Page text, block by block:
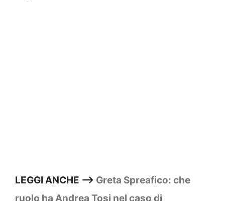
LEGGI ANCHE –> Greta Spreafico: che
ruolo ha Andrea Tosi nel caso di